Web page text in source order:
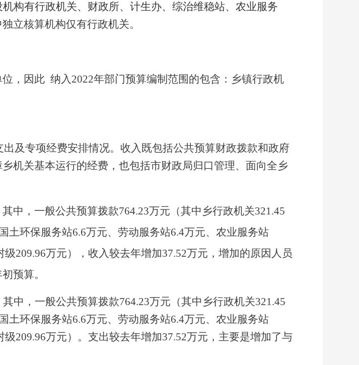
构有行政机关、财政所、计生办、综治维稳站、农业服务
立核算机构仅有行政机关。
，因此 纳入2022年部门预算编制范围的包含：乡镇行政机
及专项经费安排情况。收入既包括公共预算财政拨款和政府
机关基本运行的经费，也包括市财政局归口管理、面向全乡
中，一般公共预算拨款764.23万元（其中乡行政机关321.45
土环保服务站6.6万元、劳动服务站6.4万元、农业服务站
209.96万元），收入较去年增加37.52万元，增加的原因人员
预算。
中，一般公共预算拨款764.23万元（其中乡行政机关321.45
土环保服务站6.6万元、劳动服务站6.4万元、农业服务站
209.96万元）。支出较去年增加37.52万元，主要是增加了与